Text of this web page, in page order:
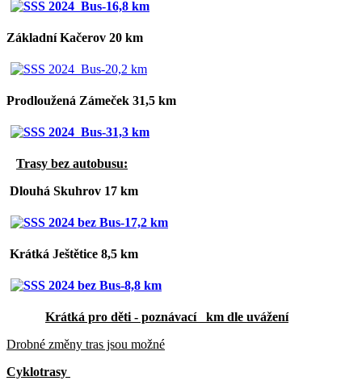
Základní Kačerov 20 km
Prodloužená Zámeček 31,5 km
Trasy bez autobusu:
Dlouhá Skuhrov 17 km
Krátká Ještětice 8,5 km
Krátká pro děti - poznávací km dle uvážení
Drobné změny tras jsou možné
Cyklotrasy